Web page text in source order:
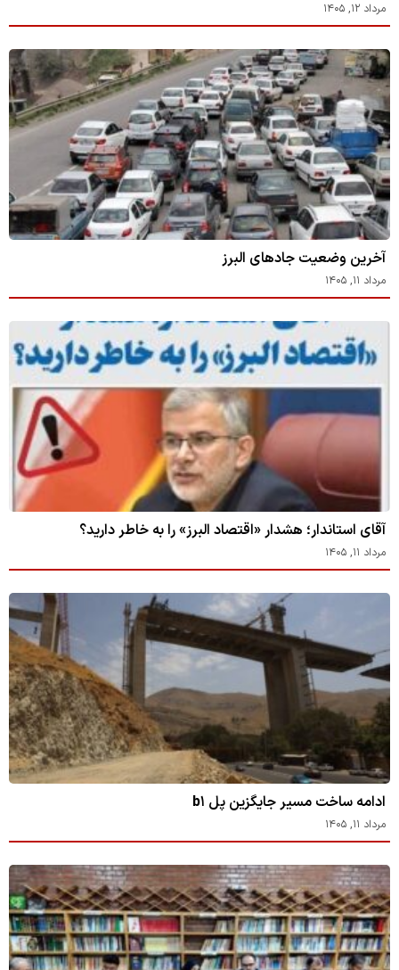
مرداد ۱۲, ۱۴۰۵
آخرین وضعیت جادهای البرز
مرداد ۱۱, ۱۴۰۵
آقای استاندار؛ هشدار «اقتصاد البرز» را به خاطر دارید؟
مرداد ۱۱, ۱۴۰۵
ادامه ساخت مسیر جایگزین پل b۱
مرداد ۱۱, ۱۴۰۵